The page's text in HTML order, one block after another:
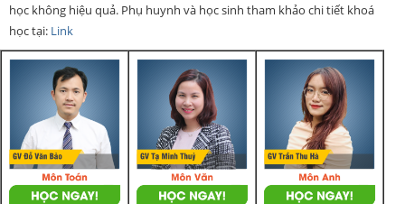
học không hiệu quả. Phụ huynh và học sinh tham khảo chi tiết khoá
học tại: Link